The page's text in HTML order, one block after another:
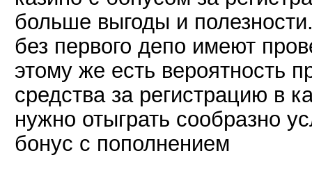
больше выгоды и
без первого депо имеют
этому же есть вероятность
средства за регистрацию в
нужно отыграть сообразно
бонус с пополнением